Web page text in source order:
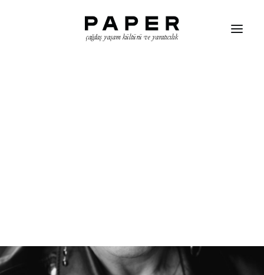
çağdaş yaşam kültürü ve yaratıcılık